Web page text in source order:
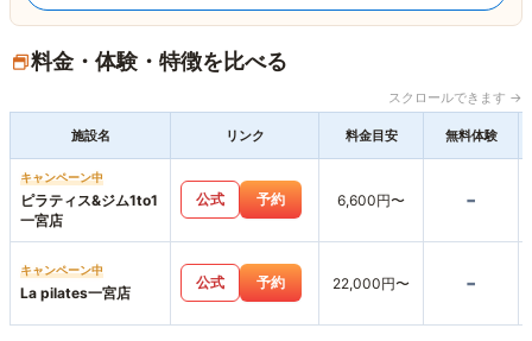
料金・体験・特徴を比べる
スクロールできます →
施設名 リンク 料金目安 無料体験
キャンペーン中
ピラティス&ジム1to1
一宮店
公式 予約 6,600円〜 -
キャンペーン中
La pilates一宮店
公式 予約 22,000円〜 -